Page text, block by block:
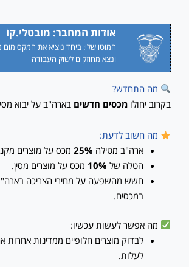
אודות המחבר: מובטלי.קוֹ
המוטו שלי: ביחד נוציא את
ונצא מחוזקים לשוק העבודה
מה התחדש?
בקרוב יחולו מכסים חדשים בארה"ב על יבוא
מה חשוב לדעת:
ארה"ב מטילה 25% מכס על מוצרים
הטלה של 10% מכס על מוצרים מסין.
חשש מהשפעה על מחירי הצריכה
במכסים.
מה אפשר לעשות עכשיו:
לבדוק מוצרים חלופיים ממדינות אחרות
לעלות.